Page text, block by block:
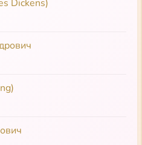
священномученик
Кавсокаливит
Патриархии
Dickens)